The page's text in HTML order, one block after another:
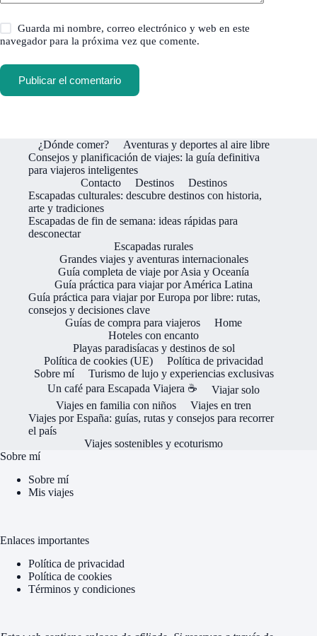
Guarda mi nombre, correo electrónico y web en este
navegador para la próxima vez que comente.
Publicar el comentario
¿Dónde comer?
Aventuras y deportes al aire libre
Consejos y planificación de viajes: la guía definitiva
para viajeros inteligentes
Contacto
Destinos
Destinos
Escapadas culturales: descubre destinos con historia,
arte y tradiciones
Escapadas de fin de semana: ideas rápidas para
desconectar
Escapadas rurales
Grandes viajes y aventuras internacionales
Guía completa de viaje por Asia y Oceanía
Guía práctica para viajar por América Latina
Guía práctica para viajar por Europa por libre: rutas,
consejos y decisiones clave
Guías de compra para viajeros
Home
Hoteles con encanto
Playas paradisíacas y destinos de sol
Política de cookies (UE)
Política de privacidad
Sobre mí
Turismo de lujo y experiencias exclusivas
Un café para Escapada Viajera ☕
Viajar solo
Viajes en familia con niños
Viajes en tren
Viajes por España: guías, rutas y consejos para recorrer
el país
Viajes sostenibles y ecoturismo
Sobre mí
Sobre mí
Mis viajes
Enlaces importantes
Política de privacidad
Política de cookies
Términos y condiciones